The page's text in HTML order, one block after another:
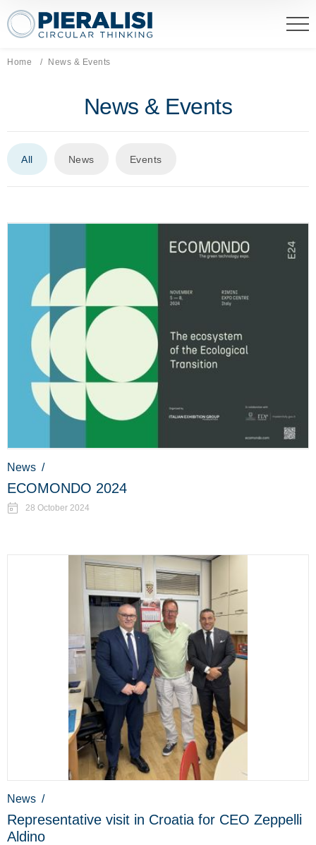
Pieralisi Maip Spa
Home Current page:
News & Events
News & Events
All News Events
News /
ECOMONDO 2024
28 October 2024
News /
Representative visit in Croatia for CEO Zeppelli
Aldino